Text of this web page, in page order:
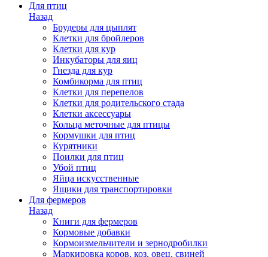
Для птиц
Назад
Брудеры для цыплят
Клетки для бройлеров
Клетки для кур
Инкубаторы для яиц
Гнезда для кур
Комбикорма для птиц
Клетки для перепелов
Клетки для родительского стада
Клетки аксессуары
Кольца меточные для птицы
Кормушки для птиц
Курятники
Поилки для птиц
Убой птиц
Яйца искусственные
Ящики для транспортировки
Для фермеров
Назад
Книги для фермеров
Кормовые добавки
Кормоизмельчители и зернодробилки
Маркировка коров, коз, овец, свиней